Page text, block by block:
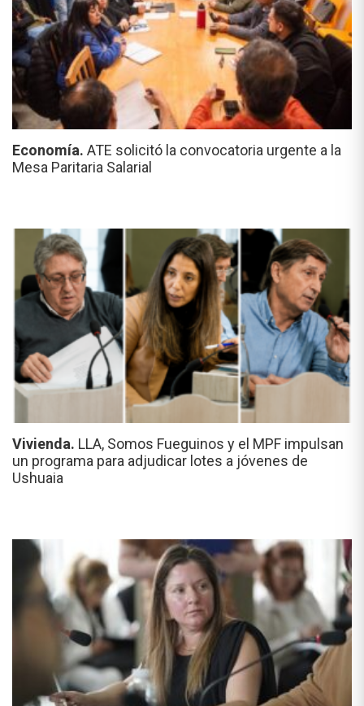
Economía. ATE solicitó la convocatoria urgente a la
Mesa Paritaria Salarial
Vivienda. LLA, Somos Fueguinos y el MPF impulsan
un programa para adjudicar lotes a jóvenes de
Ushuaia